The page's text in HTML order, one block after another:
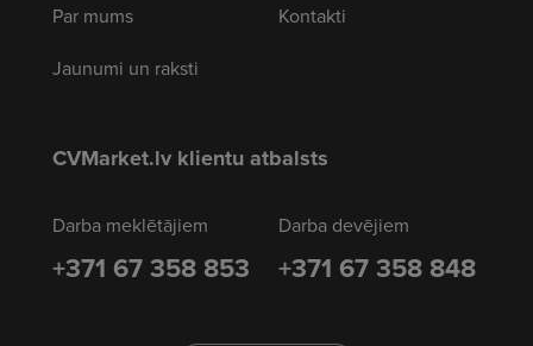
Par mums
Jaunumi un raksti
Kontakti
CVMarket.lv klientu atbalsts
Darba meklētājiem
+371 67 358 853
Darba devējiem
+371 67 358 848